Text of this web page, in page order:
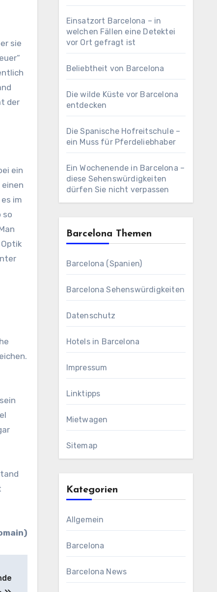
sie
der
ein
im
so
Einsatzort Barcelona – in
welchen Fällen eine Detektei
vor Ort gefragt ist
Beliebtheit von Barcelona
Die wilde Küste vor Barcelona
entdecken
Die Spanische Hofreitschule –
ein Muss für Pferdeliebhaber
Ein Wochenende in Barcelona –
diese Sehenswürdigkeiten
dürfen Sie nicht verpassen
Barcelona Themen
Barcelona (Spanien)
Barcelona Sehenswürdigkeiten
Datenschutz
Hotels in Barcelona
Impressum
Linktipps
Mietwagen
Sitemap
Kategorien
Allgemein
Barcelona
Barcelona News